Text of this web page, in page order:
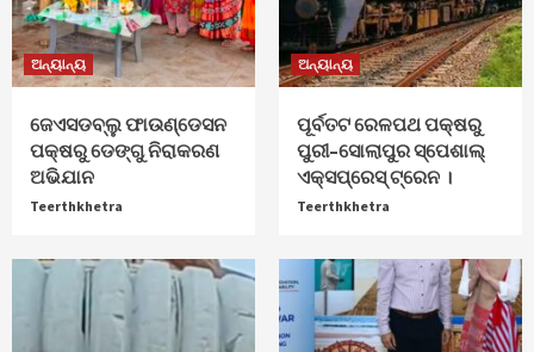
ଅନ୍ୟାନ୍ୟ
ଜେଏସଡବ୍ଲୁ ଫାଉଣ୍ଡେସନ
ପକ୍ଷରୁ ଡେଙ୍ଗୁ ନିରାକରଣ
ଅଭିଯାନ
Teerthkhetra
ଅନ୍ୟାନ୍ୟ
ପୂର୍ବତଟ ରେଳପଥ ପକ୍ଷରୁ
ପୁରୀ–ସୋଲାପୁର ସ୍ପେଶାଲ୍
ଏକ୍ସପ୍ରେସ୍ ଟ୍ରେନ ।
Teerthkhetra